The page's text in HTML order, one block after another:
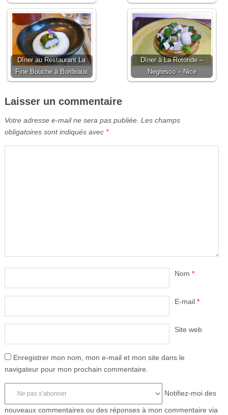
Dîner au Restaurant La
Fine Bouche à Bordeaux
Dîner à La Rotonde –
Negresco – Nice
Laisser un commentaire
Votre adresse e-mail ne sera pas publiée. Les champs
obligatoires sont indiqués avec *
Nom *
E-mail *
Site web
Enregistrer mon nom, mon e-mail et mon site dans le
navigateur pour mon prochain commentaire.
Notifiez-moi des
nouveaux commentaires ou des réponses à mon commentaire via